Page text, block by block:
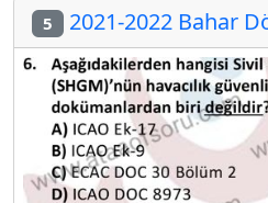
5 2021-2022 Bahar